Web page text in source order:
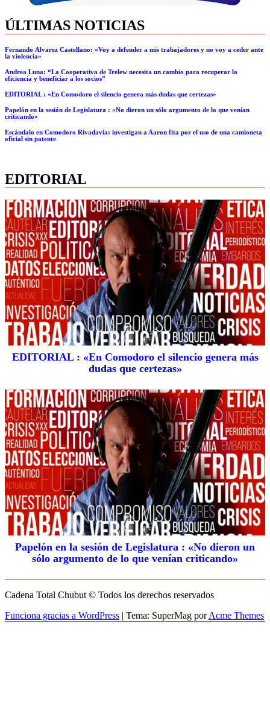
ÚLTIMAS NOTICIAS
Fernando Álvarez Castellano: «Voy a defender a mis trabajadores y no voy a ceder ante
la violencia»
Andrea Luna: “La Cooperativa de Trelew necesita un cambio para recuperar la
eficiencia y beneficiar a los socios”
EDITORIAL : «En Comodoro el silencio genera más dudas que certezas»
Papelón en la sesión de Legislatura : «No dieron un sólo argumento de lo que venían
criticando»
Escándalo en Comodoro Rivadavia: investigan a Aaron fita por el uso de una camioneta
oficial sin patente
EDITORIAL
EDITORIAL : «En Comodoro el silencio genera más
dudas que certezas»
Papelón en la sesión de Legislatura : «No dieron un
sólo argumento de lo que venían criticando»
Cadena Total Chubut © Todos los derechos reservados
Funciona gracias a WordPress | Tema: SuperMag porAcme Themes